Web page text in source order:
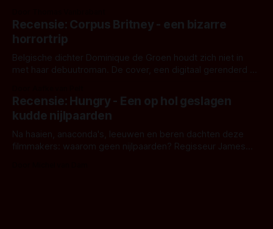
'Skeletons', een nieuwe creature feature waarvoor de
opnames zijn gestart in Australië.
Recensie: Corpus Britney - een bizarre
horrortrip
Belgische dichter Dominique de Groen houdt zich niet in
met haar debuutroman. De cover, een digitaal gerenderd en
achtergrond, belooft iets kleurrijks maar onheilspellends,
iets ongrijpbaars. En dat maakt De Groen met ieder woord
waar.
Recensie: Hungry - Een op hol geslagen
kudde nijlpaarden
Na haaien, anaconda's, leeuwen en beren dachten deze
filmmakers: waarom geen nijlpaarden? Regisseur James